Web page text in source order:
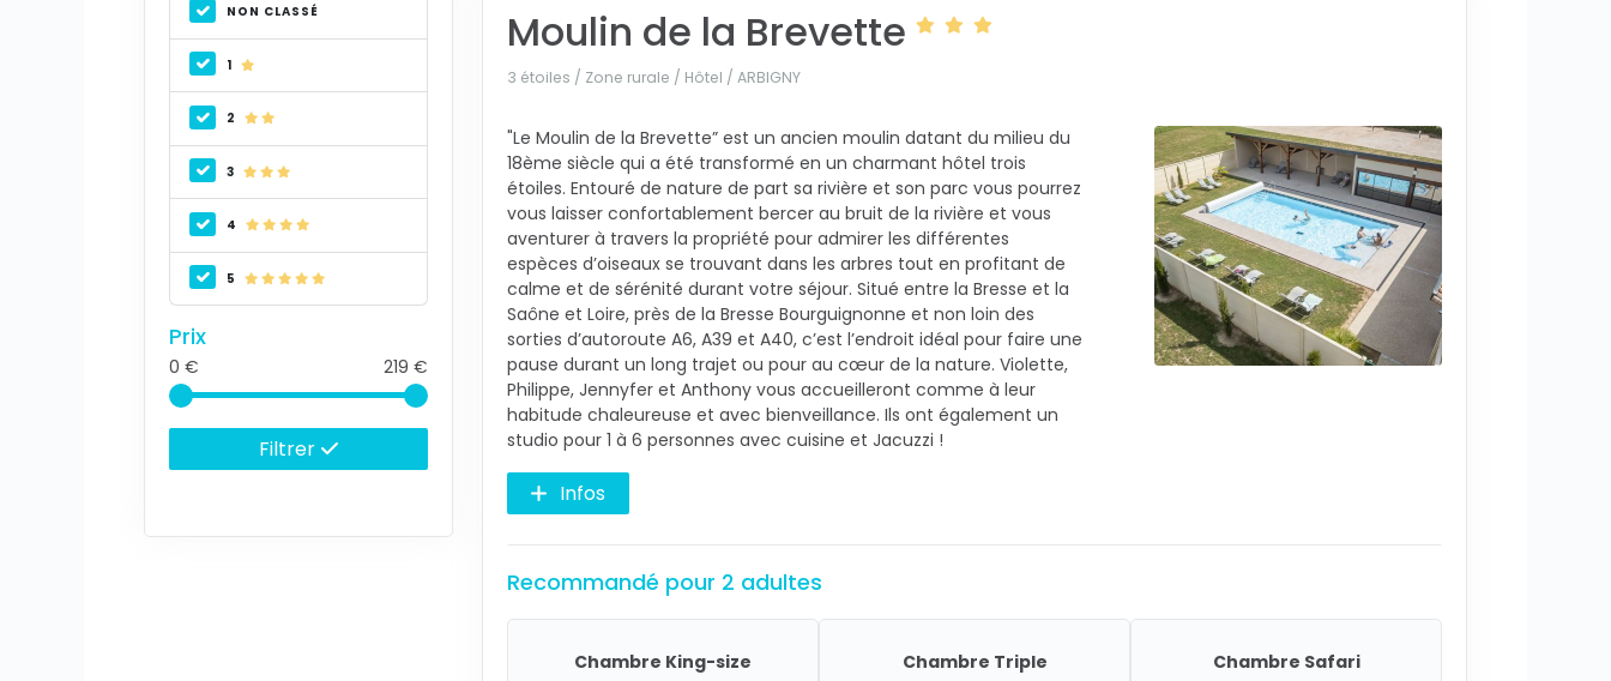
NON CLASSÉ
1
2
3
4
5
Prix
0 219
Filtrer
Moulin de la Brevette
3 étoiles / Zone rurale / Hôtel / ARBIGNY
"Le Moulin de la Brevette” est un ancien moulin datant du milieu du
18ème siècle qui a été transformé en un charmant hôtel trois
étoiles. Entouré de nature de part sa rivière et son parc vous pourrez
vous laisser confortablement bercer au bruit de la rivière et vous
aventurer à travers la propriété pour admirer les différentes
espèces d’oiseaux se trouvant dans les arbres tout en profitant de
calme et de sérénité durant votre séjour. Situé entre la Bresse et la
Saône et Loire, près de la Bresse Bourguignonne et non loin des
sorties d’autoroute A6, A39 et A40, c’est l’endroit idéal pour faire une
pause durant un long trajet ou pour au cœur de la nature. Violette,
Philippe, Jennyfer et Anthony vous accueilleront comme à leur
habitude chaleureuse et avec bienveillance. Ils ont également un
studio pour 1 à 6 personnes avec cuisine et Jacuzzi !
Infos
Recommandé pour 2 adultes
Chambre King-size Chambre Triple Chambre Safari